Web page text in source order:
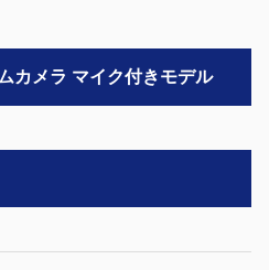
カメラ マイク付きモデル